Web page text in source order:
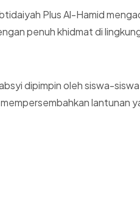
Plus Al-Hamid
penuh khidmat di
dipimpin oleh siswa-
lantunan